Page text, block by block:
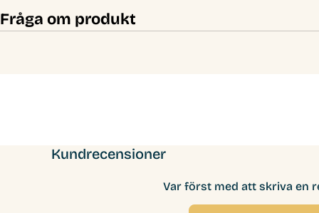
Fråga om produkt
Kundrecensioner
Var först med att skriva en